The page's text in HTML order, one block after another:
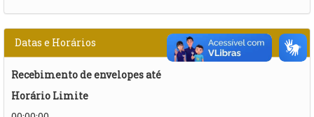
Datas e Horários
Recebimento de envelopes até
Horário Limite